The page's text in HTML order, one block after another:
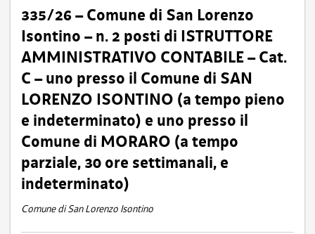
335/26 – Comune di San Lorenzo
Isontino – n. 2 posti di ISTRUTTORE
AMMINISTRATIVO CONTABILE – Cat.
C – uno presso il Comune di SAN
LORENZO ISONTINO (a tempo pieno
e indeterminato) e uno presso il
Comune di MORARO (a tempo
parziale, 30 ore settimanali, e
indeterminato)
Comune di San Lorenzo Isontino